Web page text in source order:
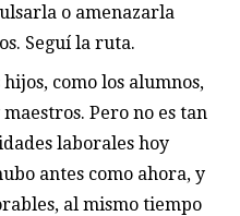
o amenazarla
Seguí la ruta.
como los alumnos,
Pero no es tan
laborales hoy
antes como ahora, y
al mismo tiempo